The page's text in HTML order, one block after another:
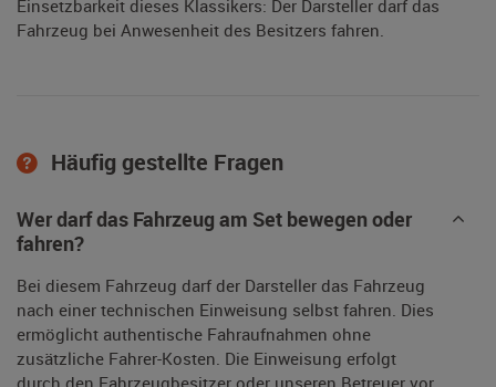
Einsetzbarkeit dieses Klassikers: Der Darsteller darf das
Fahrzeug bei Anwesenheit des Besitzers fahren.
Häufig gestellte Fragen
Wer darf das Fahrzeug am Set bewegen oder
fahren?
Bei diesem Fahrzeug darf der Darsteller das Fahrzeug
nach einer technischen Einweisung selbst fahren. Dies
ermöglicht authentische Fahraufnahmen ohne
zusätzliche Fahrer-Kosten. Die Einweisung erfolgt